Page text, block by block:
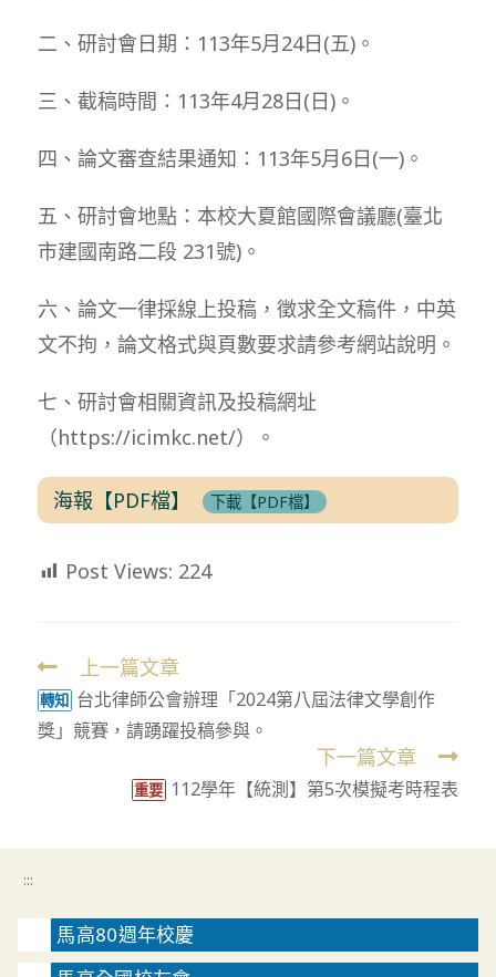
二、研討會日期：113年5月24日(五)。
三、截稿時間：113年4月28日(日)。
四、論文審查結果通知：113年5月6日(一)。
五、研討會地點：本校大夏館國際會議廳(臺北
市建國南路二段 231號)。
六、論文一律採線上投稿，徵求全文稿件，中英
文不拘，論文格式與頁數要求請參考網站說明。
七、研討會相關資訊及投稿網址
（https://icimkc.net/）。
海報【PDF檔】 下載【PDF檔】
Post Views: 224
Read
more
articles
上一篇文章
轉知 台北律師公會辦理「2024第八屆法律文學創作
獎」競賽，請踴躍投稿參與。
下一篇文章
重要 112學年【統測】第5次模擬考時程表
:::
馬高80週年校慶